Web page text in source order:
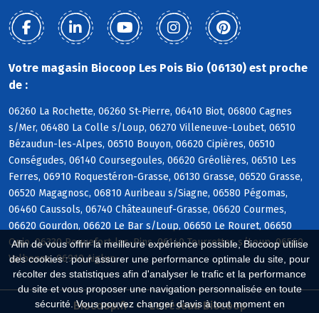
Afin de vous offrir la meilleure expérience possible, Biocoop utilise
des cookies : pour assurer une performance optimale du site, pour
récolter des statistiques afin d'analyser le trafic et la performance
du site et vous proposer une navigation personnalisée en toute
sécurité. Vous pouvez changer d'avis à tout moment en
Votre magasin Biocoop Les Pois Bio (06130) est proche
de :
06260 La Rochette, 06260 St-Pierre, 06410 Biot, 06800 Cagnes
s/Mer, 06480 La Colle s/Loup, 06270 Villeneuve-Loubet, 06510
Bézaudun-les-Alpes, 06510 Bouyon, 06620 Cipières, 06510
Conségudes, 06140 Coursegoules, 06620 Gréolières, 06510 Les
Ferres, 06910 Roquestéron-Grasse, 06130 Grasse, 06520 Grasse,
06520 Magagnosc, 06810 Auribeau s/Siagne, 06580 Pégomas,
06460 Caussols, 06740 Châteauneuf-Grasse, 06620 Courmes,
06620 Gourdon, 06620 Le Bar s/Loup, 06650 Le Rouret, 06650
Opio, 06330 Roquefort-les-Pins, 06140 Tourrettes s/Loup, 06560
Valbonne, 06910 Aiglun
Biocoop.fr Le réseau Biocoop